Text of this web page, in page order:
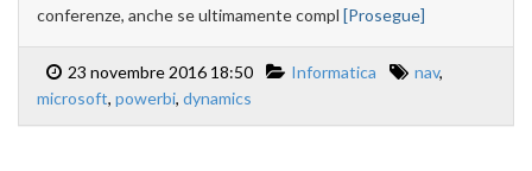
conferenze, anche se ultimamente compl [Prosegue]
23 novembre 2016 18:50 Informatica nav,
microsoft, powerbi, dynamics